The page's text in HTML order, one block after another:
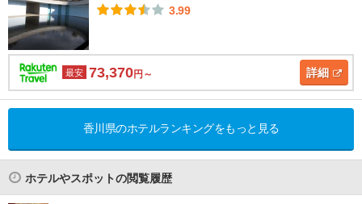
3.99
最安 73,370円～ 詳細
香川県のホテルランキングをもっと見る
ホテルやスポットの閲覧履歴